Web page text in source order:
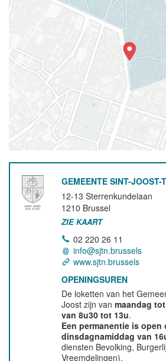
GEMEENTE SINT-JOOST-
12-13 Sterrenkundelaan
1210 Brussel
ZIE KAART
02 220 26 11
info@sjtn.brussels
www.sjtn.brussels
OPENINGSUREN
De loketten van het
Joost zijn vanmaandag
van 8u30 tot 13u.
Een permanentie is open
dinsdagnamiddag van
diensten Bevolking,
Vreemdelingen).